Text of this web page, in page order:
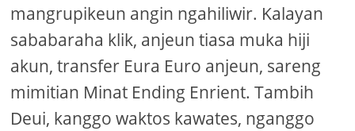
mangrupikeun angin ngahiliwir. Kalayan
sababaraha klik, anjeun tiasa muka hiji
akun, transfer Eura Euro anjeun, sareng
mimitian Minat Ending Enrient. Tambih
Deui, kanggo waktos kawates, nganggo